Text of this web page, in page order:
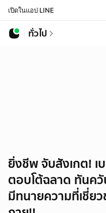
เปิดในแอป LINE
ทั่วไป
ยิ่งชีพ จับสังเกต! เ
ตอบโต้ฉลาด ทันค
มีทนายความที่เชี่